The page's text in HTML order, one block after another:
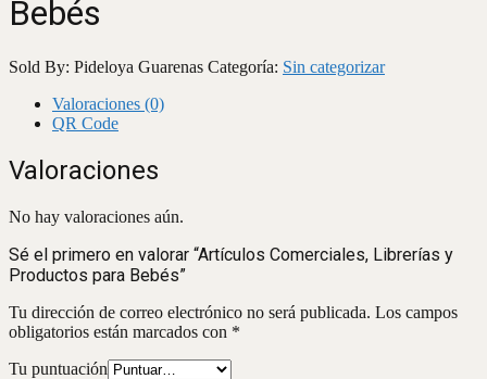
Bebés
Sold By: Pideloya Guarenas Categoría: Sin categorizar
Valoraciones (0)
QR Code
Valoraciones
No hay valoraciones aún.
Sé el primero en valorar “Artículos Comerciales, Librerías y
Productos para Bebés”
Tu dirección de correo electrónico no será publicada. Los campos
obligatorios están marcados con *
Tu puntuación